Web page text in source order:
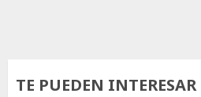
TE PUEDEN INTERESAR